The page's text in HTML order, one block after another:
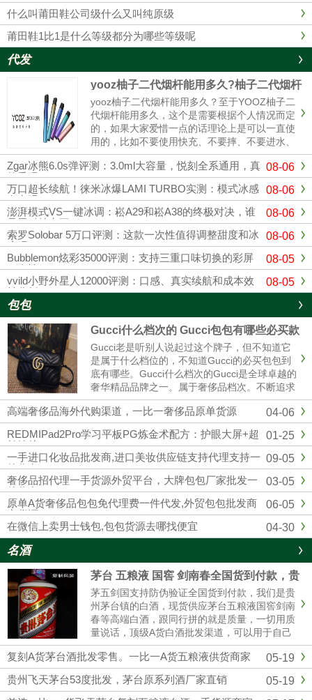
什么叫莆田鞋公司级什么又叫纯原级
莆田鞋1比1是什么等级都分为哪些等级呢
代发
yooz柚子二代烟杆能用多久?柚子二代烟杆
yooz柚子二代烟杆能用多久？至于YOOZ柚子二
代烟杆能用多久，这个是需要根据个人情况而定
的，如果大家爱惜一点的话理论上是可以一直使
用的，比如不要使用快充、不要摔、不要进水、
定期清理冷凝液、这样可以使你的烟杆寿命更
长，使用的时间更久。与其它电子烟产品相比，
柚子电子烟设计灵活，充电方式更简单。只需插
入充电电源，确保电子烟...
08-06
Zgar冰熊6.0s弹评测：3.0ml大容量，悦刻全系通用，真
的香吗？
08-06
万口超长续航！徕米冰爆LAMI TURBO实测：模式冰感
有多强？
08-06
澎湃模式VS一键冰调：崧A29和崧A38的终极对决，谁
是黑科技之王？
08-06
索罗Solobar 5万口评测：这款一次性值得调整甜度和冰
度吗？
08-05
Bubblemon炫彩35000评测：支持三重口味切换的彩屏
一次性
08-05
vvild小野外星人12000评测：口感、真实续航和成本效
益分析
包包
Gucci什么档次的 Gucci包包有哪些必买款
Gucci老是听别人说起过这个牌子，但不知道它
是属于什么档位的，不知道Gucci的必买包包到
底有哪些。Gucci什么档次的Gucci是全球卓越的
奢华精品品牌之一。属于奢侈品档次。不断追求
革新与卓越，以独有的现代视野重新演绎与影响
时尚演进。古驰在创作总监亚力山卓·米开理全
新视角的引......
04-06
高端奢侈品海外代购渠道，一比一奢侈品原单货源
01-25
REDMIPad2Pro学习平板PG炼金术配方：护眼大屏+超
长续航
09-05
一手进口化妆品批发商,进口美妆供应链支持代理支持一
件代发
03-05
奢侈品招代理一手货源外贸平台，大牌包包厂家批发一
件代发
06-05
原单A货奢侈品包包免代理费一件代发,外贸包包批发商
家货源
04-30
在微信上卖男士钱包,包包货源去哪找便宜
名酒
茅台 五粮液 国窖 剑南春全国货到付款，贵
州茅台全系列厂家批发
茅五剑国支持防伪验证全国货到付款，我们是贵
州茅台镇的白酒，现货供应茅台五粮液国窖剑南
春等高端白酒，跟同行拼的就是质量，一切用质
量说话，顶级A货白酒批发渠道，可以用于自己
收藏，可以用来送礼，可以用于请客宴请，可以
用于自饮，可以用来转卖，欢迎实体店和电商带
货的老板合作，找白酒批发渠道，一定要选择靠
谱的厂 家，选择我们贵州酱香酒业，绝对可靠。
05-19
复刻A货茅台酒批发零售。一比一A货五粮液供货商家
05-19
贵州飞天茅台53度批发，茅台原系列酒厂家直销